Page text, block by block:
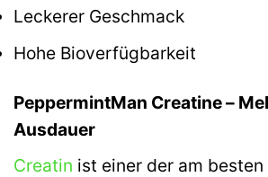
Leckerer Geschmack
Hohe Bioverfügbarkeit
PeppermintMan Creatine –
Ausdauer
Creatin ist einer der am